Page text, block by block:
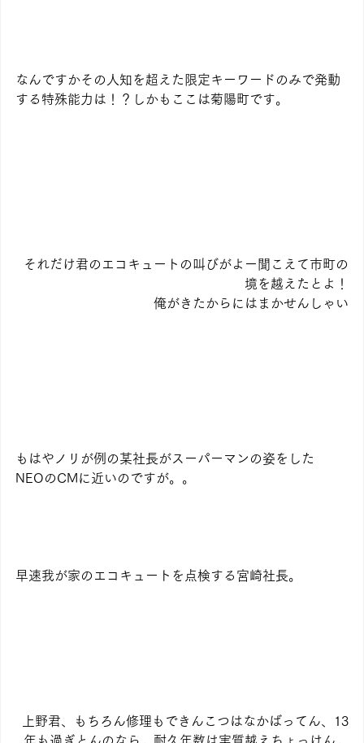
なんですかその人知を超えた限定キーワードのみで発動
する特殊能力は！？しかもここは菊陽町です。
それだけ君のエコキュートの叫びがよー聞こえて市町の
境を越えたとよ！
俺がきたからにはまかせんしゃい
もはやノリが例の某社長がスーパーマンの姿をした
NEOのCMに近いのですが。。
早速我が家のエコキュートを点検する宮崎社長。
上野君、もちろん修理もできんこつはなかばってん、13